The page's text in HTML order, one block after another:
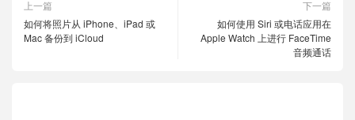
上一篇
如何将照片从 iPhone、iPad 或
Mac 备份到 iCloud
下一篇
如何使用 Siri 或电话应用在
Apple Watch 上进行 FaceTime
音频通话